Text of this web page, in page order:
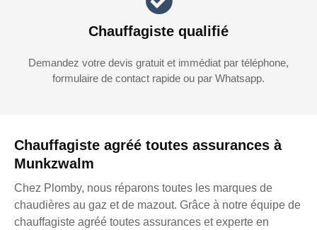
Chauffagiste agréé toutes assurances à
Munkzwalm
Chez Plomby, nous réparons toutes les marques de
chaudières au gaz et de mazout. Grâce à notre équipe de
chauffagiste agréé toutes assurances et experte en
Chauffagiste qualifié
Demandez votre devis gratuit et immédiat par téléphone,
formulaire de contact rapide ou par Whatsapp.